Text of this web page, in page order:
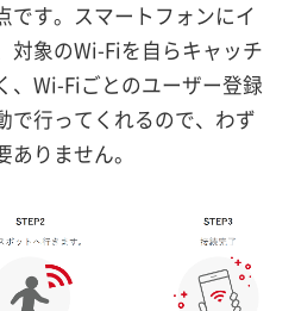
です。スマートフォンにイ
対象のWi-Fiを自らキャッチ
、Wi-Fiごとのユーザー登録
で行ってくれるので、わず
りません。